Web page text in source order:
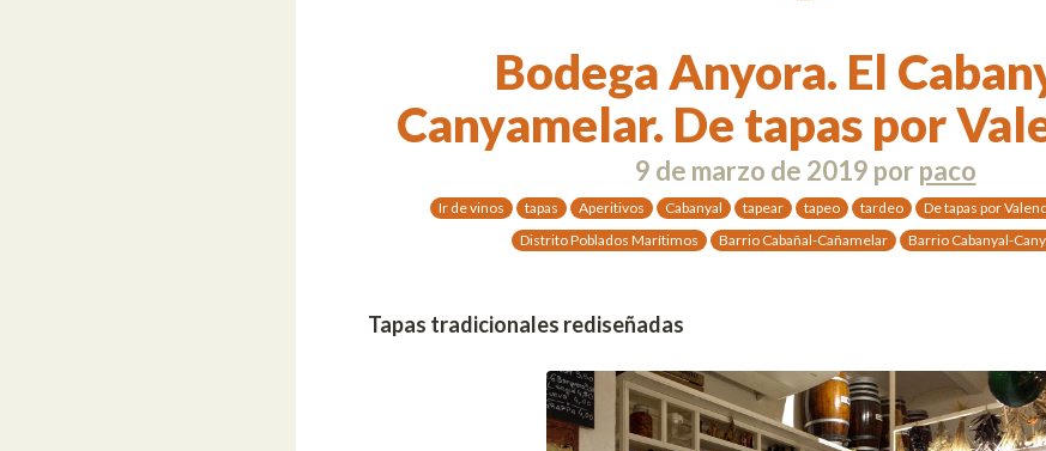
Bodega Anyora. El
Canyamelar. De tapas por
9 de marzo de 2019 por paco
Ir de vinos tapas Aperitivos Cabanyal tapear tapeo tardeo De tapas por
Distrito Poblados Marítimos
Barrio Cabañal-Cañamelar Barrio Cabanyal-
Tapas tradicionales rediseñadas